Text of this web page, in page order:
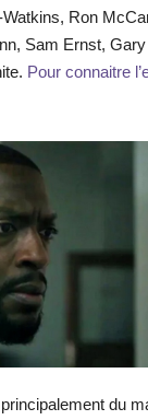
Ron
Sam Ernst,
Pour connaitre
du